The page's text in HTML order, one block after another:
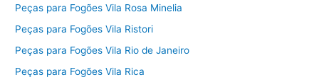
Peças para Fogões Vila Rosa Minelia
Peças para Fogões Vila Ristori
Peças para Fogões Vila Rio de Janeiro
Peças para Fogões Vila Rica